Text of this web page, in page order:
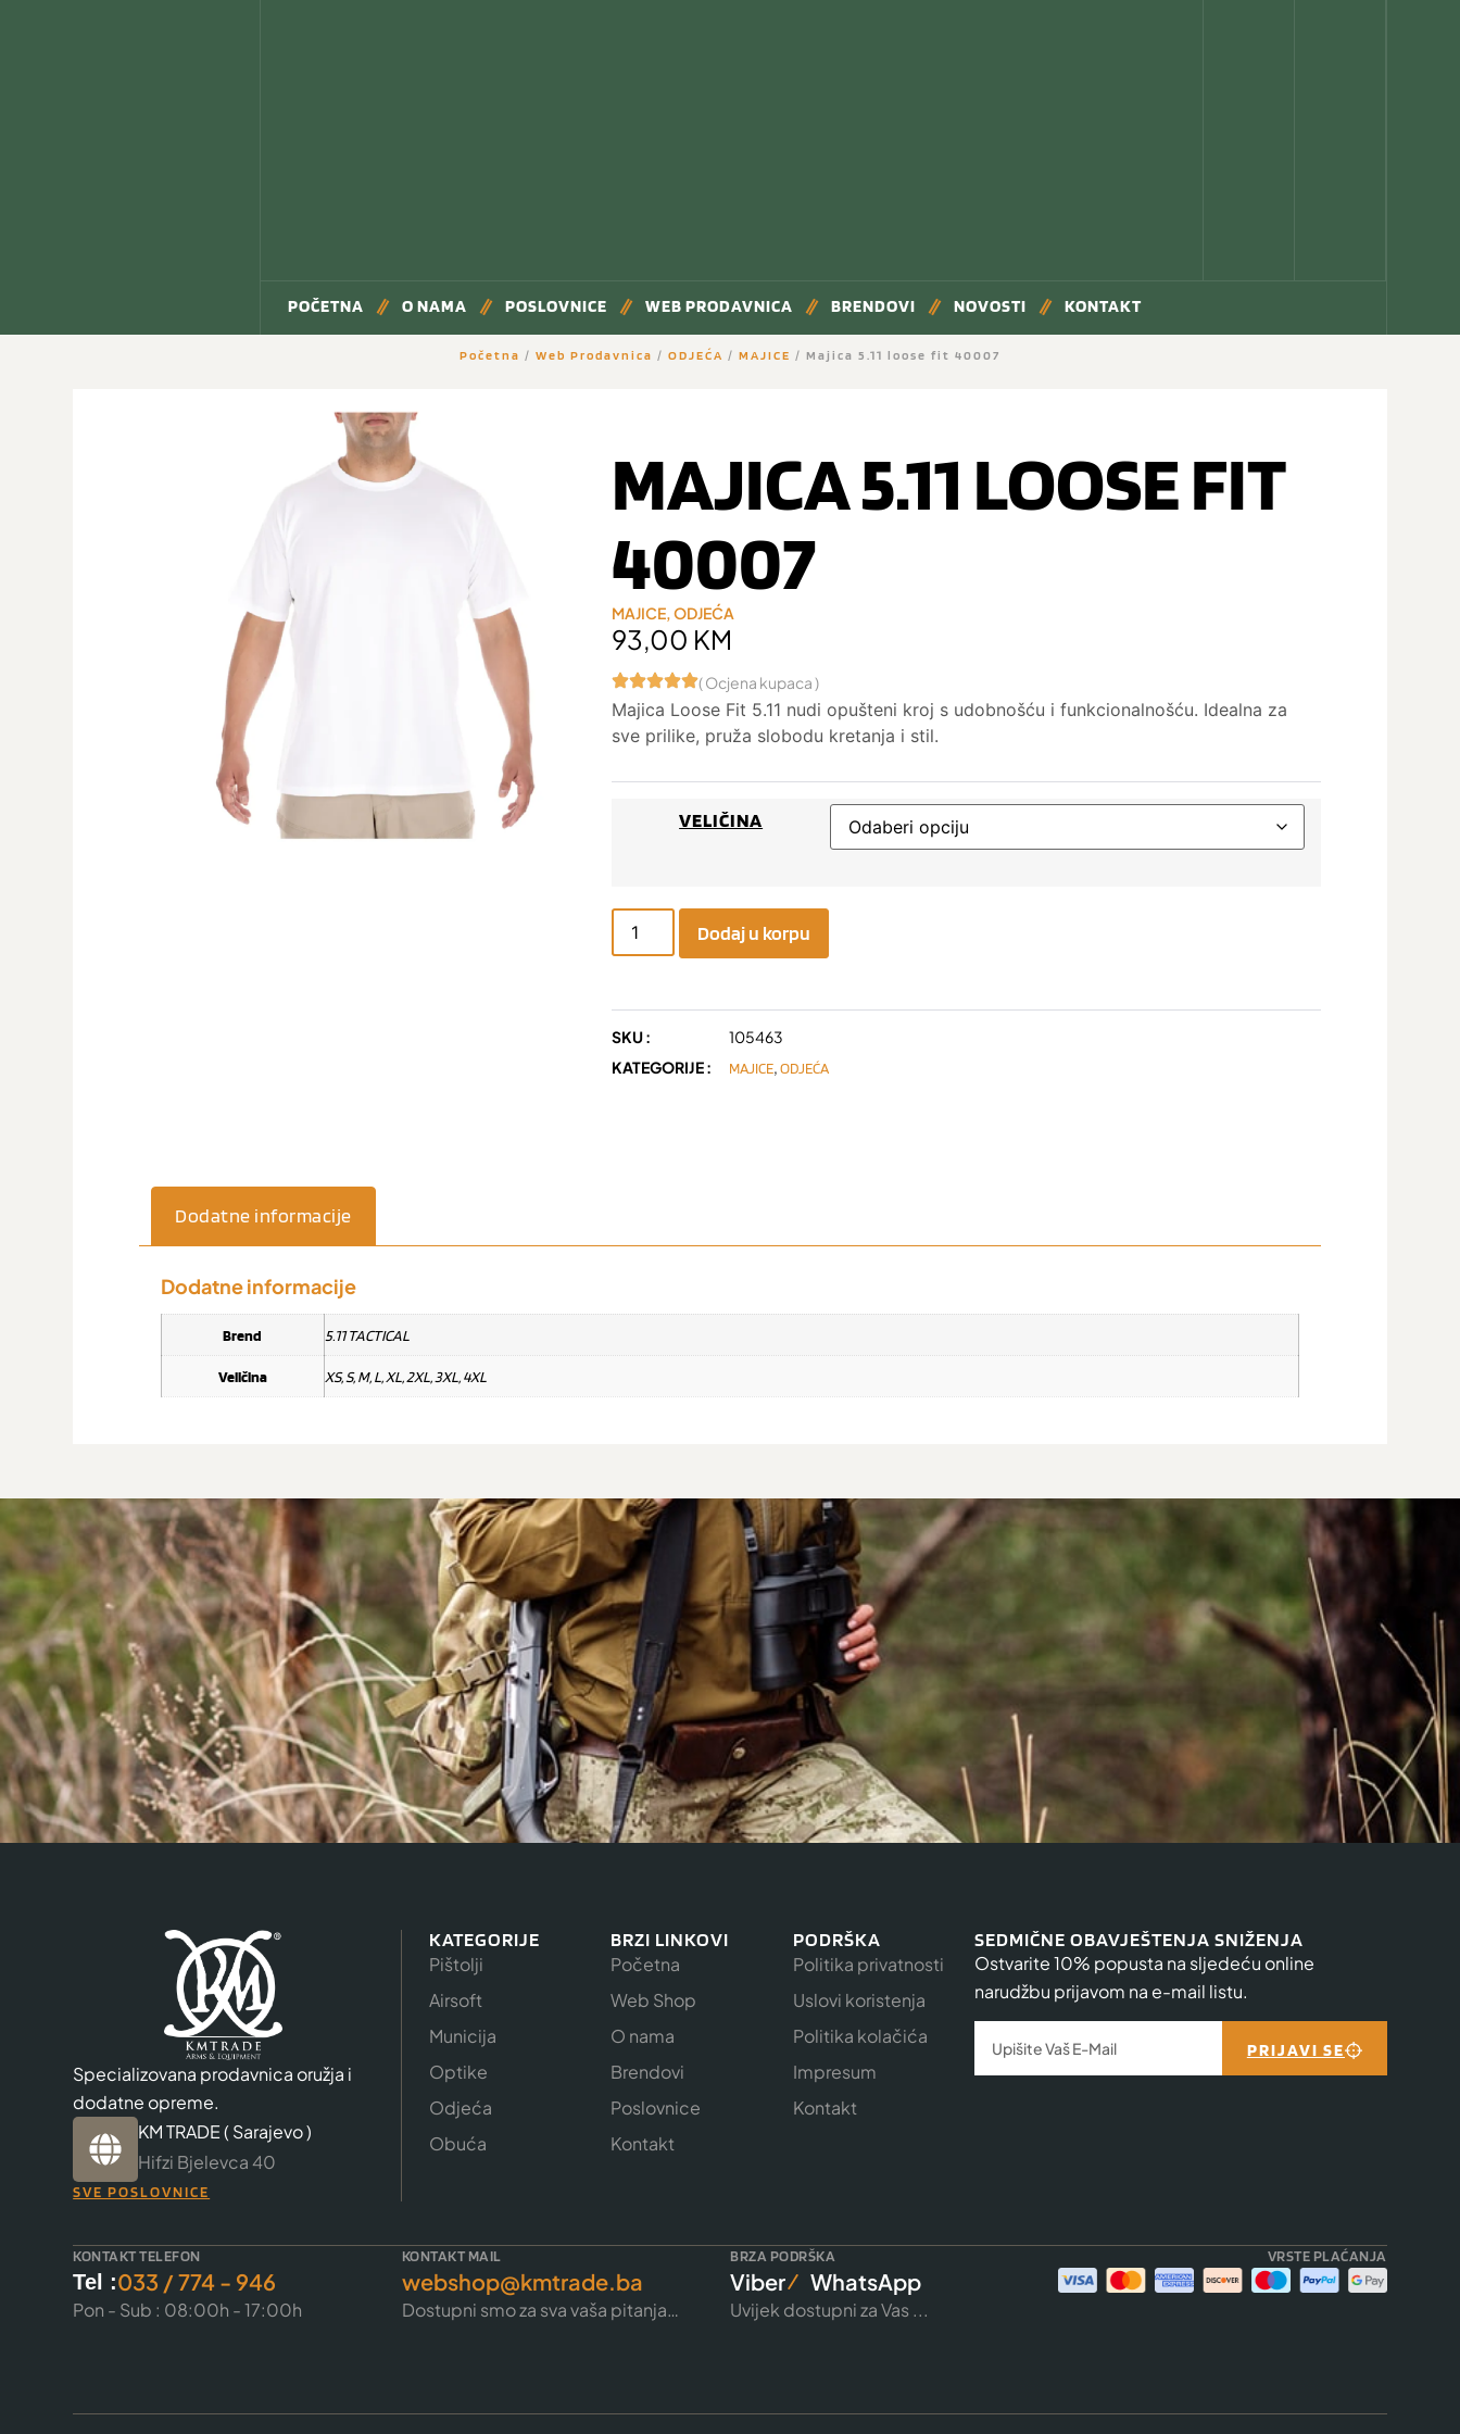
POČETNA O NAMA POSLOVNICE WEB PRODAVNICA BRENDOVI NOVOSTI KONTAKT
Početna / Web Prodavnica / ODJEĆA / MAJICE / Majica 5.11 loose fit 40007
MAJICA 5.11 LOOSE FIT
40007
MAJICE,ODJEĆA
93,00 KM
( Ocjena kupaca )
Majica Loose Fit 5.11 nudi opušteni kroj s udobnošću i funkcionalnošću. Idealna za
sve prilike, pruža slobodu kretanja i stil.
VELIČINA
Dodaj u korpu
SKU :
105463
KATEGORIJE :
MAJICE,ODJEĆA
Dodatne informacije
Dodatne informacije
Brend 5.11 TACTICAL
Veličina XS, S, M, L, XL, 2XL, 3XL, 4XL
Specializovana prodavnica oružja i
dodatne opreme.
KM TRADE ( Sarajevo )
Hifzi Bjelevca 40
SVE POSLOVNICE
KATEGORIJE
Pištolji
Airsoft
Municija
Optike
Odjeća
Obuća
BRZI LINKOVI
Početna
Web Shop
O nama
Brendovi
Poslovnice
Kontakt
PODRŠKA
Politika privatnosti
Uslovi koristenja
Politika kolačića
Impresum
Kontakt
SEDMIČNE OBAVJEŠTENJA SNIŽENJA
Ostvarite 10% popusta na sljedeću online
narudžbu prijavom na e-mail listu.
PRIJAVI SE
KONTAKT TELEFON
Tel :033 / 774 - 946
Pon - Sub : 08:00h - 17:00h
KONTAKT MAIL
webshop@kmtrade.ba
Dostupni smo za sva vaša pitanja…
BRZA PODRŠKA
Viber WhatsApp
Uvijek dostupni za Vas ...
VRSTE PLAĆANJA